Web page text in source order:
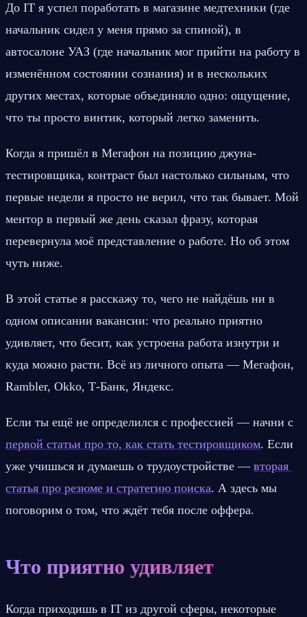
До IT я успел поработать в магазине медтехники (где
начальник сидел у меня прямо за спиной), в
автосалоне УАЗ (где начальник мог прийти на работу в
изменённом состоянии сознания) и в нескольких
других местах, которые объединяло одно: ощущение,
что ты просто винтик, который легко заменить.
Когда я пришёл в Мегафон на позицию джуна-
тестировщика, контраст был настолько сильным, что
первые недели я просто не верил, что так бывает. Мой
ментор в первый же день сказал фразу, которая
перевернула моё представление о работе. Но об этом
чуть ниже.
В этой статье я расскажу то, чего не найдёшь ни в
одном описании вакансии: что реально приятно
удивляет, что бесит, как устроена работа изнутри и
куда можно расти. Всё из личного опыта — Мегафон,
Rambler, Okko, Т-Банк, Яндекс.
первой статьи про то, как стать тестировщиком. Если
уже учишься и думаешь о трудоустройстве — вторая
статья про резюме и стратегию поиска. А здесь мы
поговорим о том, что ждёт тебя после оффера.
Что приятно удивляет
Когда приходишь в IT из другой сферы, некоторые